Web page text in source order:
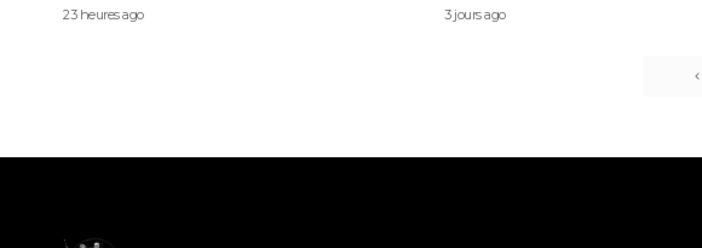
23 heures ago 3 jours ago